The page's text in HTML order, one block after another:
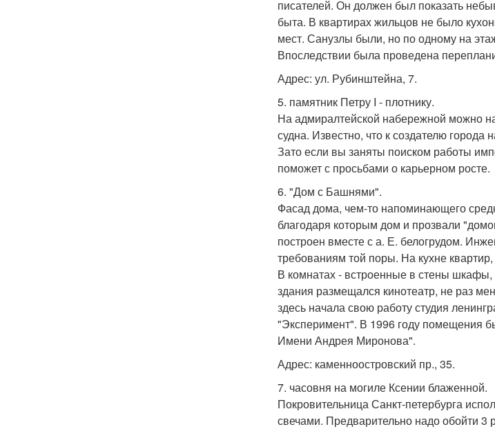
писателей. Он должен был показать
быта. В квартирах жильцов не было
мест. Санузлы были, но по одному на
Впоследствии была проведена
Адрес: ул. Рубинштейна, 7.
5. памятник Петру I - плотнику.
На адмиралтейской набережной можно
судна. Известно, что к создателю
Зато если вы заняты поиском работы
поможет с просьбами о карьерном росте.
6. "Дом с Башнями".
Фасад дома, чем-то напоминающего
благодаря которым дом и прозвали
построен вместе с а. Е. белогрудом.
требованиям той поры. На кухне
В комнатах - встроенные в стены
здания размещался кинотеатр, не раз
здесь начала свою работу студия
"Эксперимент". В 1996 году помещения
Имени Андрея Миронова".
Адрес: каменноостровский пр., 35.
7. часовня на могиле Ксении блаженной.
Покровительница Санкт-петербурга
свечами. Предварительно надо обойти 3